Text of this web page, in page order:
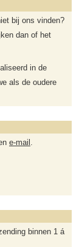
bij ons vinden?
dan of het
in de
als de oudere
e-mail .
binnen 1 á